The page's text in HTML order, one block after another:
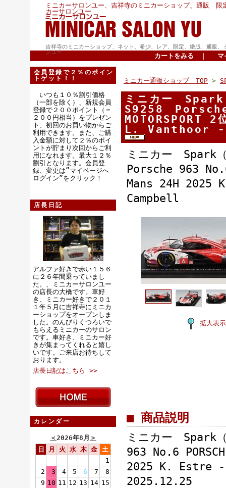
ミニカーサロンユー、吉祥寺のミニカーショップ、通販 限
カーサロンユー
吉祥寺のミニカーショップ、ネット、希少、レア、限定、絶版、通販、
ンユー
カートをみる ｜ マ
会員登録で２％のポイン
トゲット！！
いつも１０％割引価格
（一部を除く）、新規会員
登録で２００ポイント（＝
２００円相当）をプレゼン
ト、初回のお買い物からご
利用できます。また、ご購
入金額に対して２％のポイ
ントが貯まり次回からご利
用になれます。最大１２％
割引となります。会員登
録、変更は”マイページへ
ログイン”をクリック！
店長日記
アルファ好きで赤い１５６
に２６年間乗っていまし
た。、ミニカーサロンユー
の店長の大橋です。車好
き、ミニカー好きで２０１
１年５月に吉祥寺にミニカ
ーショップをオープンしま
した。のんびりくつろいで
もらえるミニカーのサロン
です。車好き、ミニカー好
きが集まってくれると嬉し
いです。ご来店お待ちして
おります。
店長日記はこちら >>
カレンダー
＜2026年8月 ＞
日
月 火 水 木 金 土
1
2
3 4 5 6 7
8
9 10 11 12 13 14 15
ミニカー通販ショップ TOP >
ミニカー
S9258 Porsche
L. Vanthoor -
ミニカー Spark
Porsche 963 No.6
Mans 24H
Campbell
拡大表示
■ 商品説明
ミニカー Spark
963 No.6
2025 K. Estre
2025.12.25